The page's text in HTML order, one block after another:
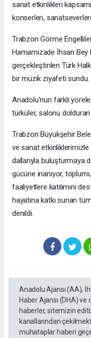
sanat etkinlikleri
konserleri,
Trabzon Görme
Hamamizade İhsan Bey
gerçekleştirilen Türk
bir müzik ziyafeti sundu.
Anadolu’nun farklı
türküler, salonu
Trabzon Büyükşehir
ve sanat etkinliklerimizle
dallarıyla buluşturmaya
gücüne inanıyor,
faaliyetlere katılımını
hayatına katkı sunan
denildi.
Anadolu Ajansı (AA),
Haber Ajansı (DHA)
haberler, sitemizin
kanallarından
muhataplar haberi